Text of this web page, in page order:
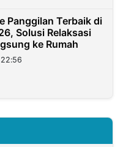
Panggilan Terbaik di
Solusi Relaksasi
ke Rumah